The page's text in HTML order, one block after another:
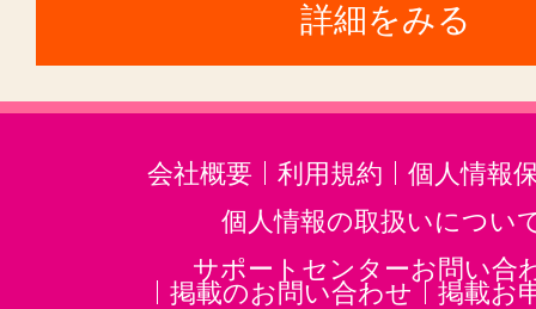
詳細をみる
会社概要 利用規約
個人情報
個人情報の取扱いについ
サポートセンターお問い合
掲載のお問い合わせ
掲載お